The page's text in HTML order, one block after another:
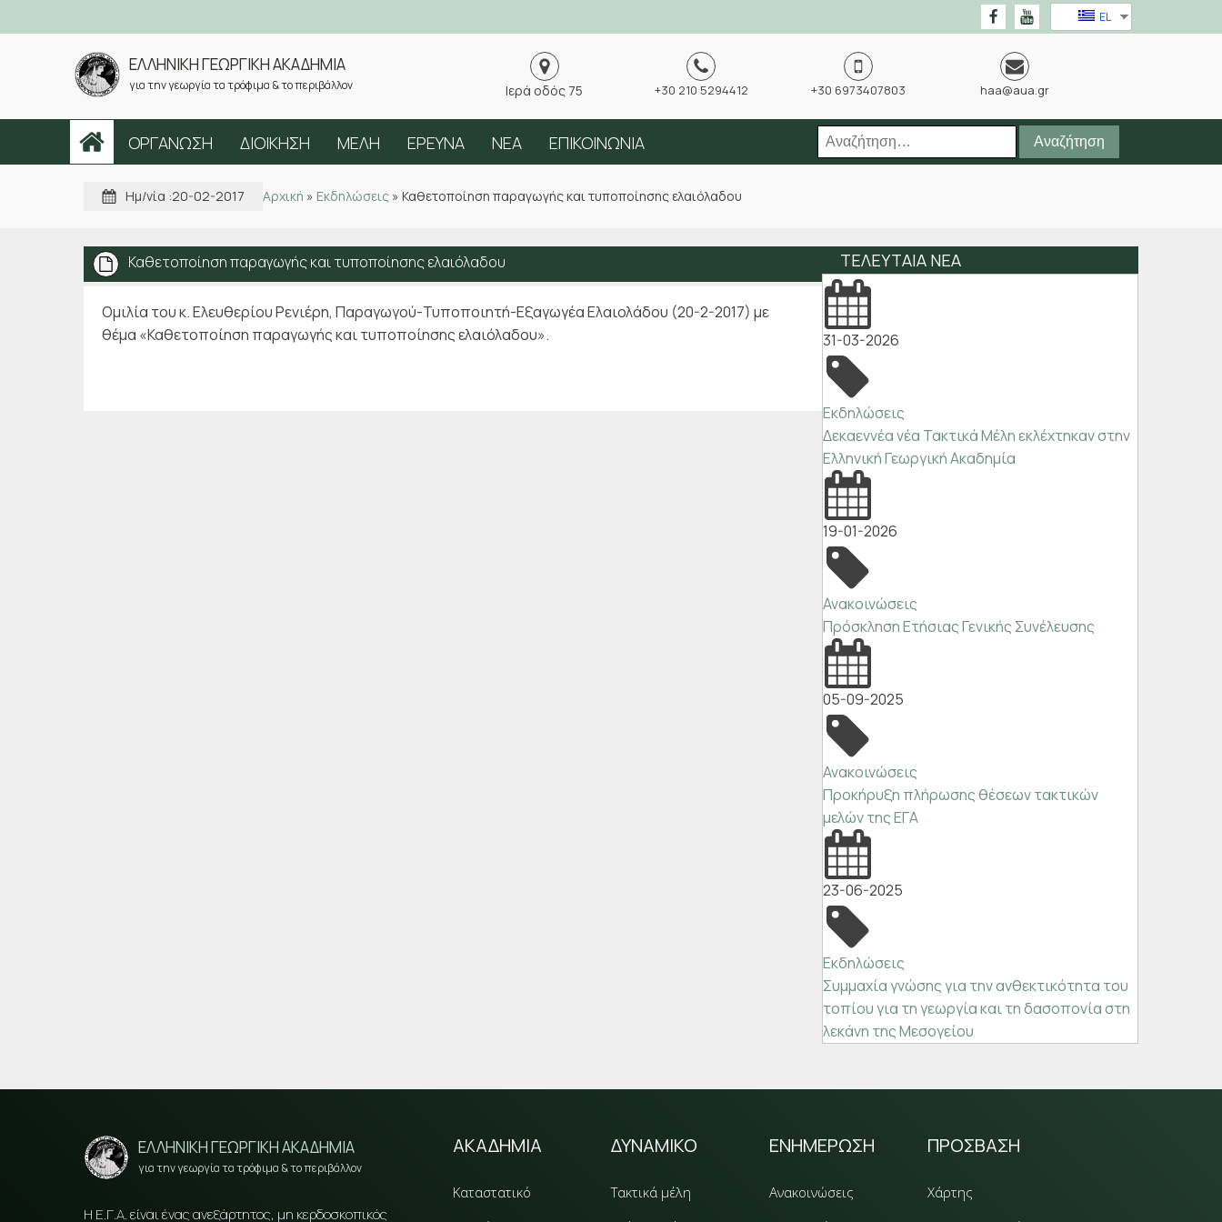
EL
ΕΛΛΗΝΙΚΗ ΓΕΩΡΓΙΚΗ ΑΚΑΔΗΜΙΑ
για την γεωργία τα τρόφιμα & το περιβάλλον Ιερά οδός 75 +30 210 5294412 +30 6973407803 haa@aua.gr
ΟΡΓΑΝΩΣΗ ΔΙΟΙΚΗΣΗ ΜΕΛΗ ΕΡΕΥΝΑ ΝΕΑ ΕΠΙΚΟΙΝΩΝΙΑ
Αναζήτηση
για:
Ημ/νία :20-02-2017 Αρχική » Εκδηλώσεις »Καθετοποίηση παραγωγής και τυποποίησης ελαιόλαδου
Καθετοποίηση παραγωγής και τυποποίησης ελαιόλαδου
Ομιλία του κ. Ελευθερίου Ρενιέρη, Παραγωγού-Τυποποιητή-Εξαγωγέα Ελαιολάδου (20-2-2017) με
θέμα «Καθετοποίηση παραγωγής και τυποποίησης ελαιόλαδου».
ΤΕΛΕΥΤΑΙΑ ΝΕΑ
31-03-2026
Εκδηλώσεις
Δεκαεννέα νέα Τακτικά Μέλη εκλέχτηκαν στην
Ελληνική Γεωργική Ακαδημία
19-01-2026
Ανακοινώσεις
Πρόσκληση Ετήσιας Γενικής Συνέλευσης
05-09-2025
Ανακοινώσεις
Προκήρυξη πλήρωσης θέσεων τακτικών
μελών της ΕΓΑ
23-06-2025
Εκδηλώσεις
Συμμαχία γνώσης για την ανθεκτικότητα του
τοπίου για τη γεωργία και τη δασοπονία στη
λεκάνη της Μεσογείου
ΕΛΛΗΝΙΚΗ ΓΕΩΡΓΙΚΗ ΑΚΑΔΗΜΙΑ
για την γεωργία τα τρόφιμα & το περιβάλλον
Η Ε.Γ.Α. είναι ένας ανεξάρτητος, μη κερδοσκοπικός
ΑΚΑΔΗΜΙΑ
Καταστατικό
ΔΥΝΑΜΙΚΟ
Τακτικά μέλη
ΕΝΗΜΕΡΩΣΗ
Ανακοινώσεις
ΠΡΟΣΒΑΣΗ
Χάρτης